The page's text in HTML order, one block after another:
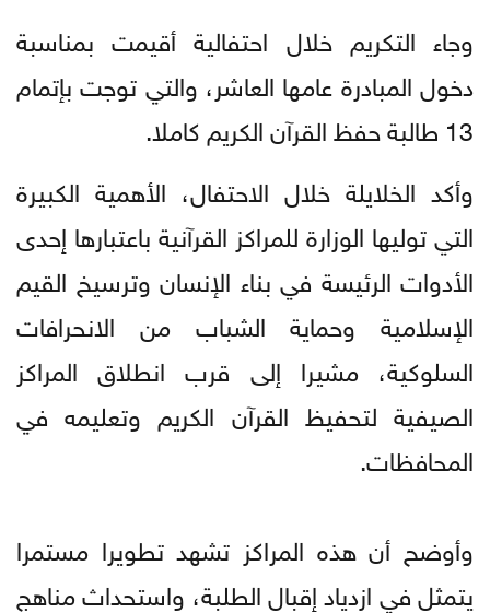
وجاء التكريم خلال احتفالية أقيمت بمناسبة
دخول المبادرة عامها العاشر، والتي توجت بإتمام
13 طالبة حفظ القرآن الكريم كاملا.
وأكد الخلايلة خلال الاحتفال، الأهمية الكبيرة
التي توليها الوزارة للمراكز القرآنية باعتبارها إحدى
الأدوات الرئيسة في بناء الإنسان وترسيخ القيم
الإسلامية وحماية الشباب من الانحرافات
السلوكية، مشيرا إلى قرب انطلاق المراكز
الصيفية لتحفيظ القرآن الكريم وتعليمه في
المحافظات.
وأوضح أن هذه المراكز تشهد تطويرا مستمرا
يتمثل في ازدياد إقبال الطلبة، واستحداث مناهج